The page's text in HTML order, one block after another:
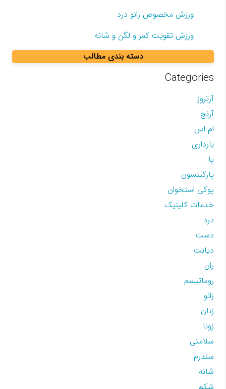
ورزش مخصوص زانو درد
ورزش تقویت کمر و لگن و شانه
دسته بندی مطالب
Categories
آرتروز
آرنج
ام اس
بارداری
پا
پارکینسون
پوکی استخوان
خدمات کلینیک
درد
دست
دیابت
ران
روماتیسم
زانو
زنان
زونا
سلامتی
سندرم
شانه